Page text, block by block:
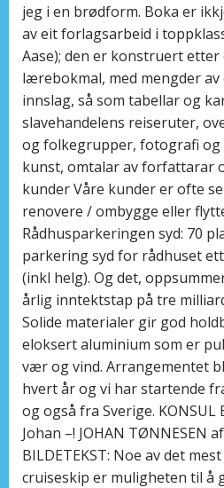
jeg i en brødform. Boka er
av eit forlagsarbeid i
Aase); den er konstruert etter
lærebokmal, med mengder
innslag, så som tabellar og
slavehandelens reiseruter,
og folkegrupper, fotografi og
kunst, omtalar av forfattarar
kunder Våre kunder er ofte
renovere / ombygge eller
Rådhusparkeringen syd: 70
parkering syd for rådhuset
(inkl helg). Og det,
årlig inntektstap på tre
Solide materialer gir god
eloksert aluminium som er
vær og vind. Arrangementet
hvert år og vi har startende
og også fra Sverige. KONSUL
Johan –! JOHAN TØNNESEN
BILDETEKST: Noe av det
cruiseskip er muligheten til å